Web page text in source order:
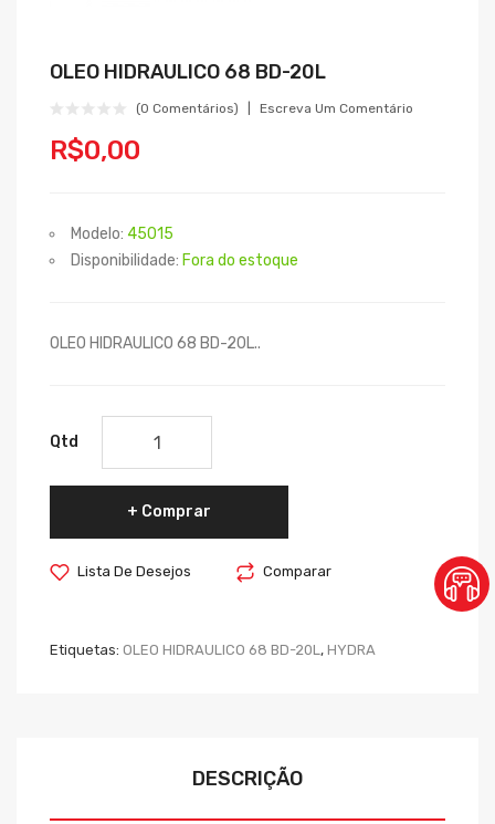
OLEO HIDRAULICO 68 BD-20L
(0 Comentários) Escreva Um Comentário
R$0,00
Modelo: 45015
Disponibilidade: Fora do estoque
OLEO HIDRAULICO 68 BD-20L..
Qtd
Comprar
Lista De Desejos Comparar
Etiquetas: OLEO HIDRAULICO 68 BD-20L, HYDRA
DESCRIÇÃO